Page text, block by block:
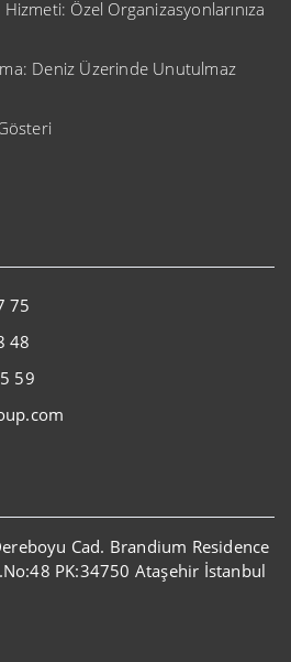
Özel Organizasyonlarınıza
Deniz Üzerinde Unutulmaz
75
48
59
Cad. Brandium Residence
PK:34750 Ataşehir İstanbul